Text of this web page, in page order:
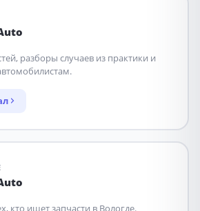
разборы случаев из практики и
кто ищет запчасти в Вологде.